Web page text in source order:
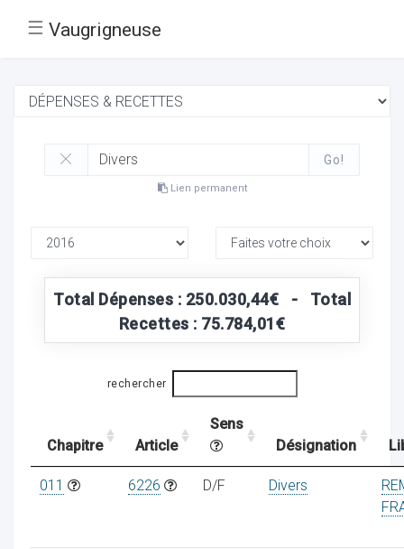
☰ Vaugrigneuse
Go!
Lien permanent
Total Dépenses : 250.030,44€ - Total
Recettes : 75.784,01€
rechercher
Chapitre Article
Sens
Désignation
011 6226 D/F Divers